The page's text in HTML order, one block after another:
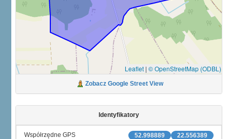
Leaflet | © OpenStreetMap (ODBL)
Zobacz Google Street View
Identyfikatory
22.556389
52.998889
Współrzędne GPS